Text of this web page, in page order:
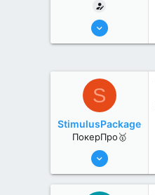
25 Июл 2022
S
StimulusPackage
ПокерПро🥇
25 Июл 2022
2